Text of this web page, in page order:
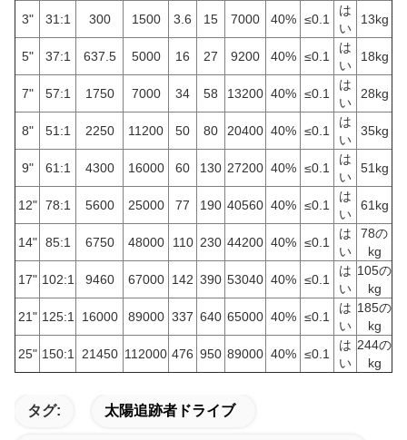
3" 31:1 300 1500 3.6 15 7000 40% ≤0.1
は
い
13kg
5" 37:1 637.5 5000 16 27 9200 40% ≤0.1
は
い
18kg
7" 57:1 1750 7000 34 58 13200 40% ≤0.1
は
い
28kg
8" 51:1 2250 11200 50 80 20400 40% ≤0.1
は
い
35kg
9" 61:1 4300 16000 60 130 27200 40% ≤0.1
は
い
51kg
12" 78:1 5600 25000 77 190 40560 40% ≤0.1
は
い
61kg
14" 85:1 6750 48000 110 230 44200 40% ≤0.1
は
い
78の
kg
17" 102:1 9460 67000 142 390 53040 40% ≤0.1
は
い
105の
kg
21" 125:1 16000 89000 337 640 65000 40% ≤0.1
は
い
185の
kg
25" 150:1 21450 112000 476 950 89000 40% ≤0.1
は
い
244の
kg
タグ: 太陽追跡者ドライブ